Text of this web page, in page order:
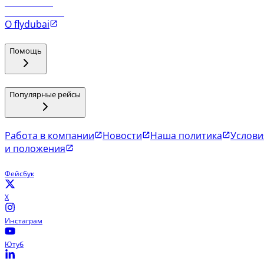
О flydubai
Помощь
Популярные рейсы
Работа в компании Новости Наша политика
и положения
Фейсбук
X
Инстаграм
Ютуб